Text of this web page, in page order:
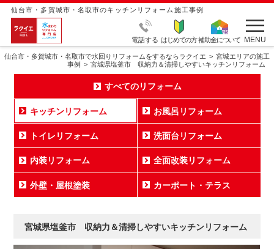
仙台市・多賀城市・名取市のキッチンリフォーム施工事例
電話する はじめての方補助金について MENU
仙台市・多賀城市・名取市で水回りリフォームをするならラクイエ
宮城エリアの施工
事例
宮城県塩釜市 収納力＆清掃しやすいキッチンリフォーム
すべてのリフォーム
キッチンリフォーム お風呂リフォーム
トイレリフォーム 洗面台リフォーム
内装リフォーム 全面改装リフォーム
外壁・屋根塗装 カーポート・テラス
宮城県塩釜市 収納力＆清掃しやすいキッチンリフォーム